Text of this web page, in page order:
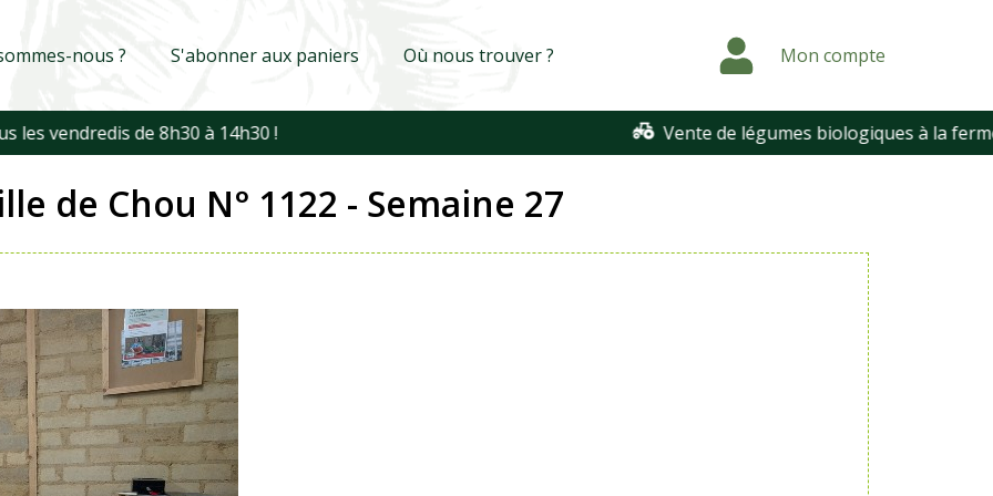
nous ? S'abonner aux paniers Où nous trouver ? Mon compte
Vente de légumes biologiques à la ferme
de Chou N° 1122 - Semaine 27